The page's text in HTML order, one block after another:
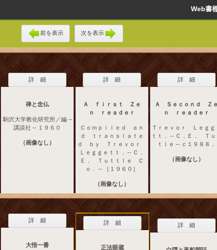
Web
前を表示 次を表示
詳 細
禅と念仏
駒沢大学教化研究所／編 --
講談社 -- １９６０
（画像なし）
詳 細
Ａ ｆｉｒｓｔ Ｚｅ
ｎ ｒｅａｄｅｒ
Ｃｏｍｐｉｌｅｄ ａｎ
ｄ ｔｒａｎｓｌａｔｅ
ｄ ｂｙ Ｔｒｅｖｏｒ
Ｌｅｇｇｅｔｔ． -- Ｃ．
Ｅ． Ｔｕｔｔｌｅ Ｃ
ｏ． -- ［１９６０］
（画像なし）
詳 細
Ａ Ｓｅｃｏｎｄ Ｚ
ｎ ｒｅａｄｅｒ
Ｔｒｅｖｏｒ Ｌｅｇｇ
ｔｔ． -- Ｃ．Ｅ． Ｔｕ
ｔｌｅ -- ｃ１９８８．
（画像なし）
詳 細
大悟一番
詳 細
正法眼蔵
詳 細